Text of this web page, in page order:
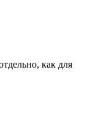
как для